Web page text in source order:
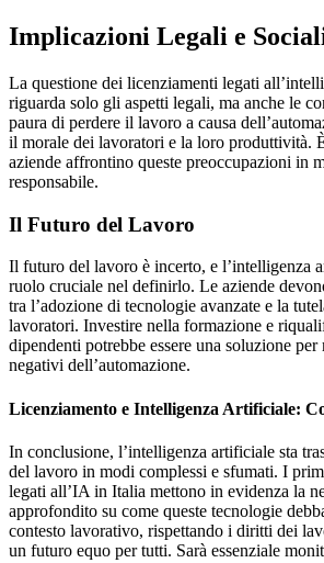
Implicazioni Legali e
La questione dei licenziamenti legati
riguarda solo gli aspetti legali, ma anche le
paura di perdere il lavoro a causa
il morale dei lavoratori e la loro produttività.
aziende affrontino queste preoccupazioni in
responsabile.
Il Futuro del Lavoro
Il futuro del lavoro è incerto, e l’intelligenza
ruolo cruciale nel definirlo. Le aziende
tra l’adozione di tecnologie avanzate e la
lavoratori. Investire nella formazione e
dipendenti potrebbe essere una soluzione
negativi dell’automazione.
Licenziamento e Intelligenza Artificiale:
In conclusione, l’intelligenza artificiale sta
del lavoro in modi complessi e sfumati. I
legati all’IA in Italia mettono in evidenza la
approfondito su come queste tecnologie
contesto lavorativo, rispettando i diritti dei
un futuro equo per tutti. Sarà essenziale